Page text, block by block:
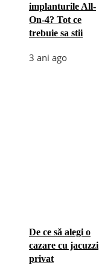
implanturile All-
On-4? Tot ce
trebuie sa stii
3 ani ago
De ce să alegi o
cazare cu jacuzzi
privat